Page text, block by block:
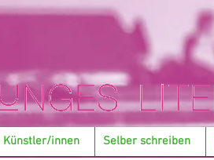
innen Selber schreiben